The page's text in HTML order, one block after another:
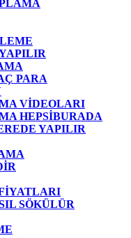
PARA
VİDEOLARI
HEPSİBURADA
YAPILIR
SÖKÜLÜR